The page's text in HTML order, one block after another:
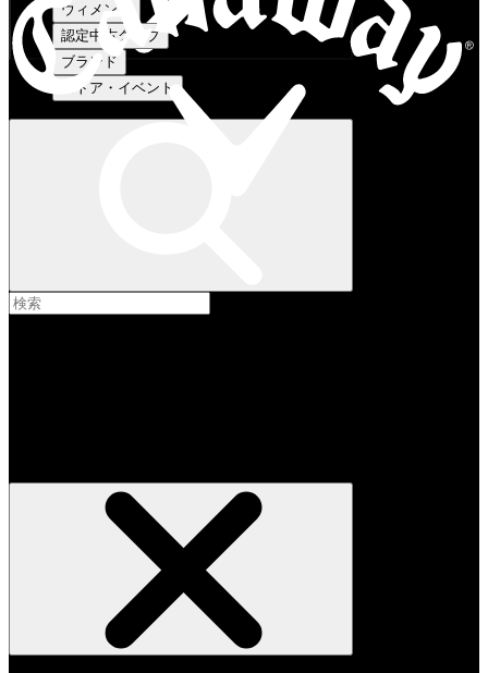
ウィメンズ
認定中古クラブ
ブランド
ストア・イベント